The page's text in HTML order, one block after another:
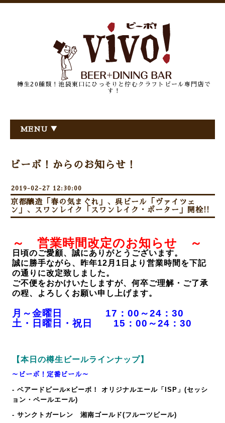
樽生20種類！池袋東口にひっそりと佇むクラフトビール専門店で
す！
MENU ▼
ビーボ！からのお知らせ！
2019-02-27 12:30:00
京都醸造「春の気まぐれ」、呉ビール「ヴァイツェ
ン」、スワンレイク「スワンレイク・ポーター」開栓!!
～ 営業時間改定のお知らせ ～
日頃のご愛顧、誠にありがとうございます。
誠に勝手ながら、昨年12月1日より営業時間を下記
の通りに改定致しました。
ご不便をおかけいたしますが、何卒ご理解・ご了承
の程、よろしくお願い申し上げます。
月～金曜日 17：00～24：30
土・日曜日・祝日 15：00～24：30
【本日の樽生ビールラインナップ】
～ビーボ！定番ビール～
- ベアードビール×ビーボ！ オリジナルエール「ISP 」(セッシ
ョン・ペールエール)
- サンクトガーレン 湘南ゴールド(フルーツビール)